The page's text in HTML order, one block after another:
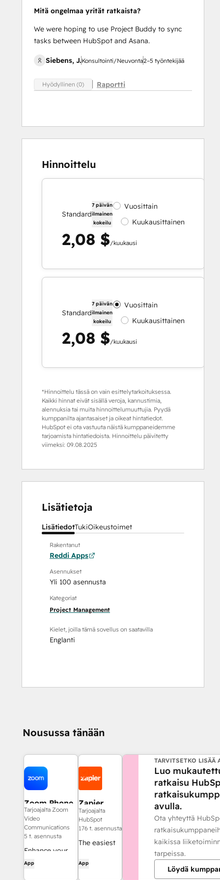
Mitä ongelmaa yrität ratkaista?
We were hoping to use Project Buddy to sync
tasks between HubSpot and Asana.
Siebens, J.Konsultointi/Neuvonta2–5 työntekijää
Hyödyllinen (0) Raportti
Hinnoittelu
Standard
7 päivän
ilmainen
kokeilu
Vuosittain
Kuukausittainen
2,08 $/kuukausi
Standard
7 päivän
ilmainen
kokeilu
Vuosittain
Kuukausittainen
2,08 $/kuukausi
*Hinnoittelu tässä on vain esittelytarkoituksessa.
Kaikki hinnat eivät sisällä veroja, kannustimia,
alennuksia tai muita hinnoittelumuuttujia. Pyydä
kumppanilta ajantasaiset ja oikeat hintatiedot.
HubSpot ei ota vastuuta näistä kumppaneidemme
tarjoamista hintatiedoista. Hinnoittelu päivitetty
viimeksi: 09.08.2025
Lisätietoja
LisätiedotTukiOikeustoimet
Rakentanut
Reddi Apps
Asennukset
Yli 100 asennusta
Kategoriat
Project Management
Kielet, joilla tämä sovellus on saatavilla
Englanti
Nousussa tänään
Zoom Phone
for HubSpot
Tarjoajalta Zoom
Video
Communications
5 t. asennusta
Enhance your
HubSpot
App
Zapier
Tarjoajalta
HubSpot
176 t. asennusta
The easiest
automate
and connect
App
TARVITSETKO LISÄÄ
Luo
ratkaisu
avulla.
Ota yhteyttä
kaikissa
tarpeissa.
Löydä